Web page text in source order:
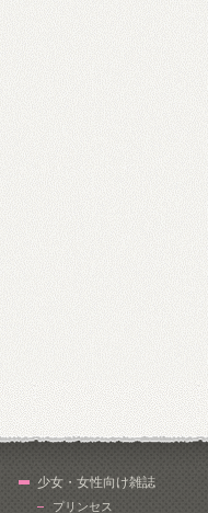
少女・女性向け雑誌
プリンセス